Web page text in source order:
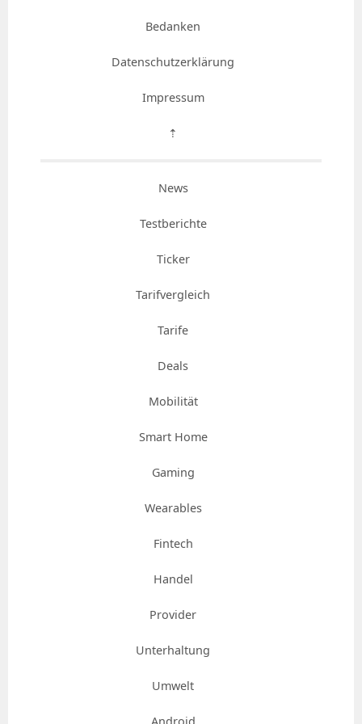
Bedanken
Datenschutzerklärung
Impressum
⇡
News
Testberichte
Ticker
Tarifvergleich
Tarife
Deals
Mobilität
Smart Home
Gaming
Wearables
Fintech
Handel
Provider
Unterhaltung
Umwelt